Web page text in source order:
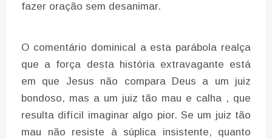
fazer oração sem desanimar.
O comentário dominical a esta parábola realça
que a força desta história extravagante está
em que Jesus não compara Deus a um juiz
bondoso, mas a um juiz tão mau e calha , que
resulta difícil imaginar algo pior. Se um juiz tão
mau não resiste à súplica insistente, quanto